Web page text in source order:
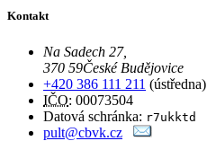
Kontakt
Na Sadech 27,
370 59České Budějovice
+420 386 111 211 (ústředna)
IČO: 00073504
Datová schránka: r7ukktd
pult@cbvk.cz